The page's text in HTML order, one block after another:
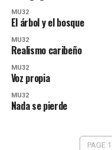
MU32
El árbol y el bosque
MU32
Realismo caribeño
MU32
Voz propia
MU32
Nada se pierde
PAGE